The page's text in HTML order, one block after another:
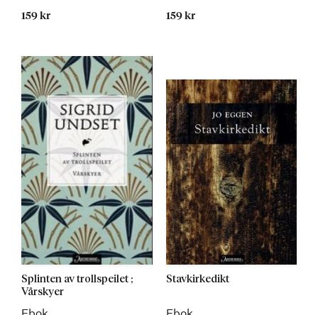
159 kr 159 kr
Splinten av trollspeilet ;
Vårskyer
Stavkirkedikt